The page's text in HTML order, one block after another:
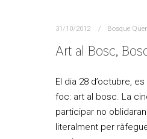
31/10/2012 Bosque
Art al Bosc,
El dia 28 d’octubre,
foc: art al bosc. La
participar no
literalment per